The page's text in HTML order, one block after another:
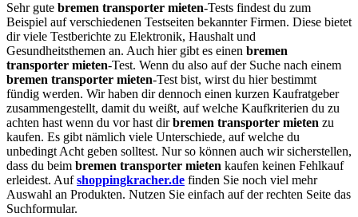
Sehr gute bremen transporter mieten-Tests findest du zum
Beispiel auf verschiedenen Testseiten bekannter Firmen. Diese bietet
dir viele Testberichte zu Elektronik, Haushalt und
Gesundheitsthemen an. Auch hier gibt es einen bremen
transporter mieten-Test. Wenn du also auf der Suche nach einem
bremen transporter mieten-Test bist, wirst du hier bestimmt
fündig werden. Wir haben dir dennoch einen kurzen Kaufratgeber
zusammengestellt, damit du weißt, auf welche Kaufkriterien du zu
achten hast wenn du vor hast dirbremen transporter mieten zu
kaufen. Es gibt nämlich viele Unterschiede, auf welche du
unbedingt Acht geben solltest. Nur so können auch wir sicherstellen,
dass du beim bremen transporter mieten kaufen keinen Fehlkauf
erleidest. Aufshoppingkracher.de finden Sie noch viel mehr
Auswahl an Produkten. Nutzen Sie einfach auf der rechten Seite das
Suchformular.